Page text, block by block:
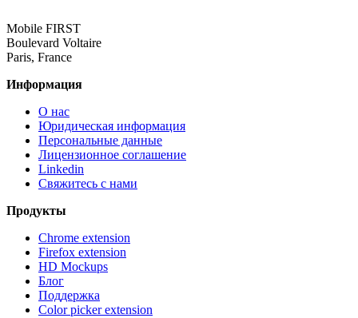
Mobile FIRST
Boulevard Voltaire
Paris, France
Информация
О нас
Юридическая информация
Персональные данные
Лицензионное соглашение
Linkedin
Свяжитесь с нами
Продукты
Chrome extension
Firefox extension
HD Mockups
Блог
Поддержка
Color picker extension